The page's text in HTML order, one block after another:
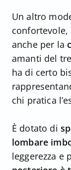
Un altro
anche per la
amanti del
ha di certo
chi pratica
È dotato di
lombare
leggerezza